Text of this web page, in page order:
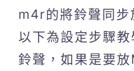
m4r的將鈴聲同步
以下為設定步驟
鈴聲，如果是要